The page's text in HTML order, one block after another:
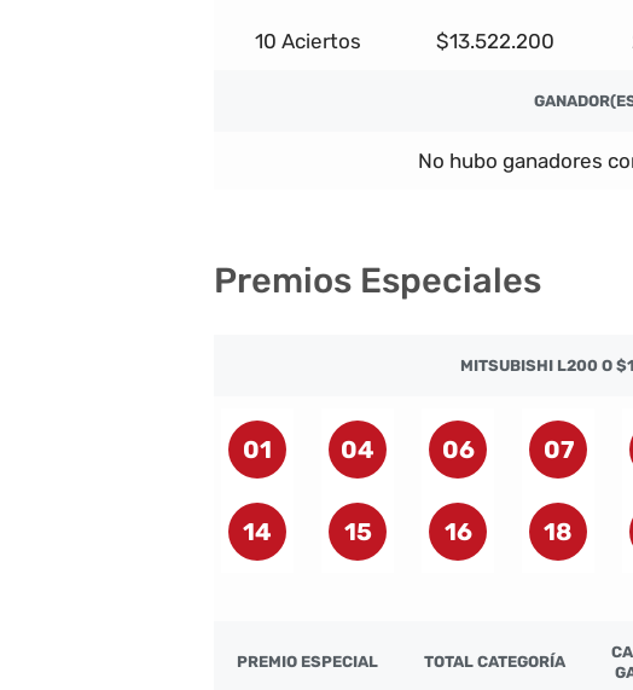
10 Aciertos $13.522.200
No hubo ganadores
Premios Especiales
MITSUBISHI L200 O
01 04 06 07
14 15 16 18
PREMIO ESPECIAL TOTAL CATEGORÍA